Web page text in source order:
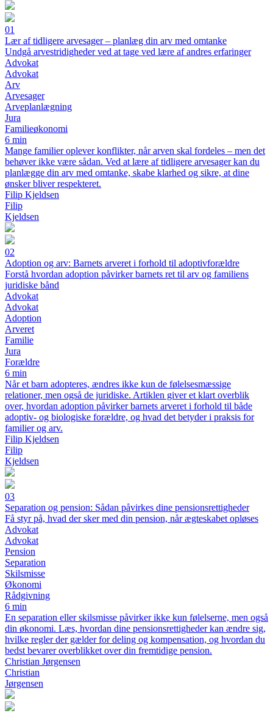
01
Lær af tidligere arvesager – planlæg din arv med omtanke
Undgå arvestridigheder ved at tage ved lære af andres erfaringer
Advokat
Advokat
Arv
Arvesager
Arveplanlægning
Jura
Familieøkonomi
6 min
Mange familier oplever konflikter, når arven skal fordeles – men det
behøver ikke være sådan. Ved at lære af tidligere arvesager kan du
planlægge din arv med omtanke, skabe klarhed og sikre, at dine
ønsker bliver respekteret.
Filip Kjeldsen
Filip
Kjeldsen
02
Adoption og arv: Barnets arveret i forhold til adoptivforældre
Forstå hvordan adoption påvirker barnets ret til arv og familiens
juridiske bånd
Advokat
Advokat
Adoption
Arveret
Familie
Jura
Forældre
6 min
Når et barn adopteres, ændres ikke kun de følelsesmæssige
relationer, men også de juridiske. Artiklen giver et klart overblik
over, hvordan adoption påvirker barnets arveret i forhold til både
adoptiv- og biologiske forældre, og hvad det betyder i praksis for
familier og arv.
Filip Kjeldsen
Filip
Kjeldsen
03
Separation og pension: Sådan påvirkes dine pensionsrettigheder
Få styr på, hvad der sker med din pension, når ægteskabet opløses
Advokat
Advokat
Pension
Separation
Skilsmisse
Økonomi
Rådgivning
6 min
En separation eller skilsmisse påvirker ikke kun følelserne, men også
din økonomi. Læs, hvordan dine pensionsrettigheder kan ændre sig,
hvilke regler der gælder for deling og kompensation, og hvordan du
bedst bevarer overblikket over din fremtidige pension.
Christian Jørgensen
Christian
Jørgensen